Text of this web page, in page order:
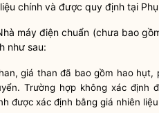
chính và được quy định tại
máy điện chuẩn (chưa bao
như sau:
giá than đã bao gồm hao hụt,
Trường hợp không xác định
được xác định bằng giá nhiên